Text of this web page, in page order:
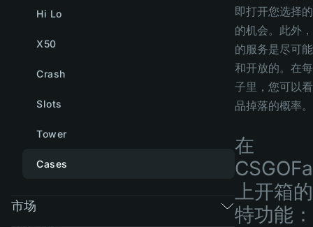
Hi Lo
X50
Crash
Slots
Tower
Cases
市场
即打开您选择
的机会。此外
的服务是尽可
和开放的。在
子里，您可以
品掉落的概率。
在
上开箱
特功能：